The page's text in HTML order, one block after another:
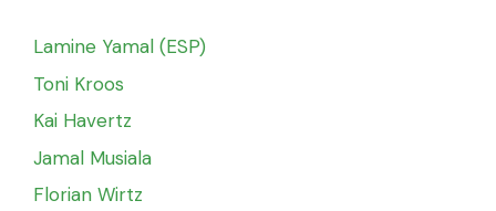
Lamine Yamal (ESP)
Toni Kroos
Kai Havertz
Jamal Musiala
Florian Wirtz